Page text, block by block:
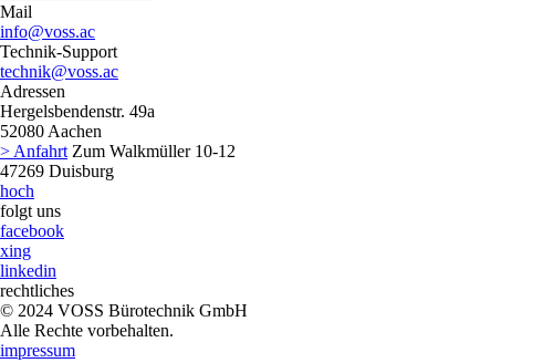
Mail
info@voss.ac
Technik-Support
technik@voss.ac
Adressen
Hergelsbendenstr. 49a
52080 Aachen
> Anfahrt Zum Walkmüller 10-12
47269 Duisburg
hoch
folgt uns
facebook
xing
linkedin
rechtliches
© 2024 VOSS Bürotechnik GmbH
Alle Rechte vorbehalten.
impressum